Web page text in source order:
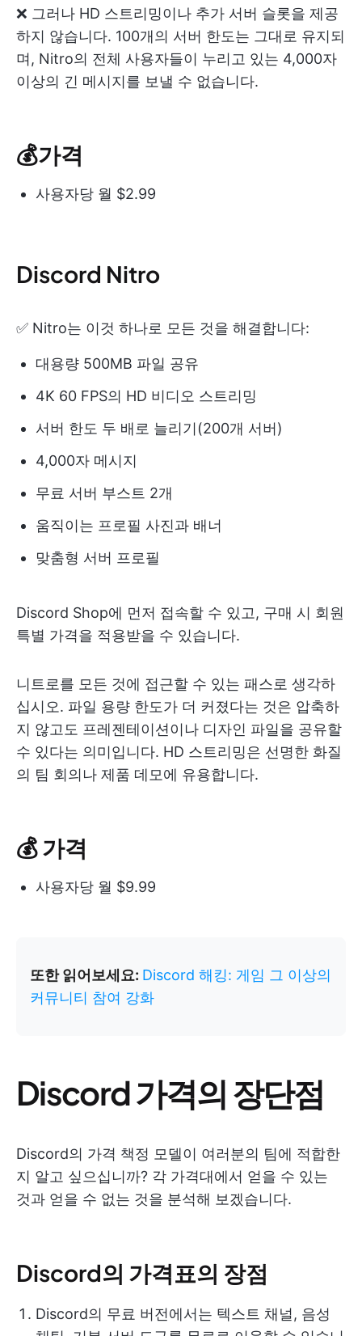
❌ 그러나 HD 스트리밍이나 추가 서버 슬롯을 제공
하지 않습니다. 100개의 서버 한도는 그대로 유지되
며, Nitro의 전체 사용자들이 누리고 있는 4,000자
이상의 긴 메시지를 보낼 수 없습니다.
💰가격
사용자당 월 $2.99
Discord Nitro
✅ Nitro는 이것 하나로 모든 것을 해결합니다:
대용량 500MB 파일 공유
4K 60 FPS의 HD 비디오 스트리밍
서버 한도 두 배로 늘리기(200개 서버)
4,000자 메시지
무료 서버 부스트 2개
움직이는 프로필 사진과 배너
맞춤형 서버 프로필
Discord Shop에 먼저 접속할 수 있고, 구매 시 회원
특별 가격을 적용받을 수 있습니다.
니트로를 모든 것에 접근할 수 있는 패스로 생각하
십시오. 파일 용량 한도가 더 커졌다는 것은 압축하
지 않고도 프레젠테이션이나 디자인 파일을 공유할
수 있다는 의미입니다. HD 스트리밍은 선명한 화질
의 팀 회의나 제품 데모에 유용합니다.
💰 가격
사용자당 월 $9.99
또한 읽어보세요: Discord 해킹: 게임 그 이상의
커뮤니티 참여 강화
Discord 가격의 장단점
Discord의 가격 책정 모델이 여러분의 팀에 적합한
지 알고 싶으십니까? 각 가격대에서 얻을 수 있는
것과 얻을 수 없는 것을 분석해 보겠습니다.
Discord의 가격표의 장점
Discord의 무료 버전에서는 텍스트 채널, 음성